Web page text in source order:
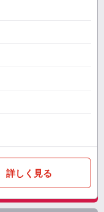
詳しく見る